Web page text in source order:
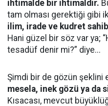
ihtimalde bir ihtimaldir.
tam olması gerektiği gibi
ilim, irade ve kudret
Hani güzel bir söz var ya;
tesadüf denir mi?” diye...
Şimdi bir de gözün şeklini
mesela, inek gözü ya da
Kısacası, mevcut